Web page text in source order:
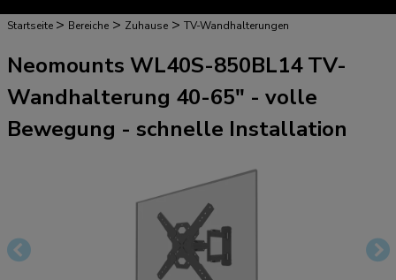
Startseite > Bereiche > Zuhause > TV-Wandhalterungen
Neomounts WL40S-850BL14 TV-
Wandhalterung 40-65" - volle
Bewegung - schnelle Installation